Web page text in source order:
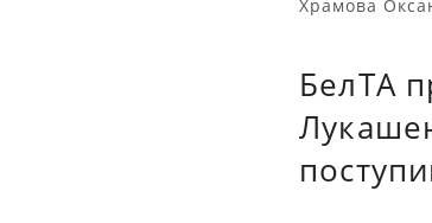
Храмова
БелТА